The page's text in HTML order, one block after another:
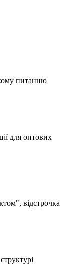
питанню
для оптових
відстрочка